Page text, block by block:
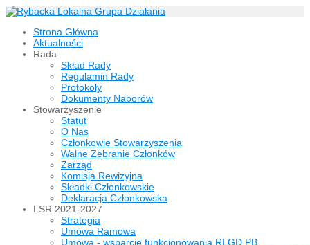
Strona Główna
Aktualności
Rada
Skład Rady
Regulamin Rady
Protokoły
Dokumenty Naborów
Stowarzyszenie
Statut
O Nas
Członkowie Stowarzyszenia
Walne Zebranie Członków
Zarząd
Komisja Rewizyjna
Składki Członkowskie
Deklaracja Członkowska
LSR 2021-2027
Strategia
Umowa Ramowa
Umowa - wsparcie funkcjonowania RLGD PB